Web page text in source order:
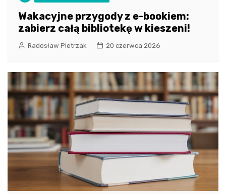
Wakacyjne przygody z e-bookiem:
zabierz całą bibliotekę w kieszeni!
Radosław Pietrzak 20 czerwca 2026